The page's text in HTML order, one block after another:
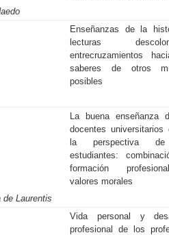
Enseñanzas de la
lecturas
entrecruzamientos
saberes de otros
posibles
La buena enseñanza
docentes universitarios
la perspectiva
estudiantes:
formación
valores morales
de Laurentis
Vida personal y
profesional de los